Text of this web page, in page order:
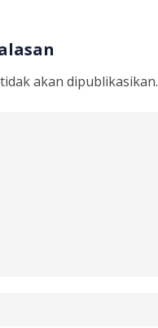
akan dipublikasikan.